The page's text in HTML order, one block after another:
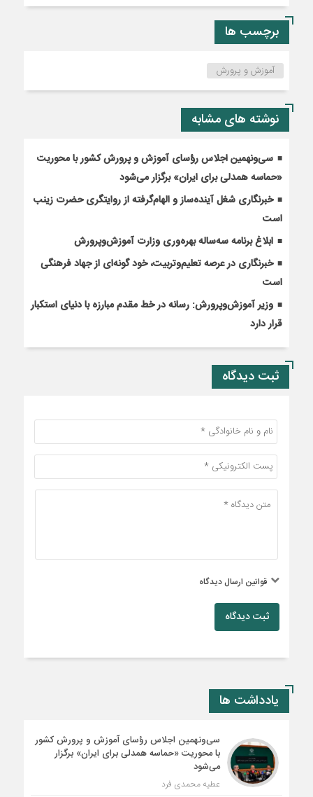
برچسب ها
آموزش و پرورش
نوشته های مشابه
سی‌ونهمین اجلاس رؤسای آموزش و پرورش کشور با محوریت
«حماسه همدلی برای ایران» برگزار می‌شود
خبرنگاری شغل آینده‌ساز و الهام‌گرفته از روایتگری حضرت زینب
است
ابلاغ برنامه سه‌ساله بهره‌وری وزارت آموزش‌وپرورش
خبرنگاری در عرصه تعلیم‌وتربیت، خود گونه‌ای از جهاد فرهنگی
است
وزیر آموزش‌وپرورش: رسانه در خط مقدم مبارزه با دنیای استکبار
قرار دارد
ثبت دیدگاه
قوانین ارسال دیدگاه
ثبت دیدگاه
یادداشت ها
سی‌ونهمین اجلاس رؤسای آموزش و پرورش کشور
با محوریت «حماسه همدلی برای ایران» برگزار
می‌شود
عطیه محمدی فرد